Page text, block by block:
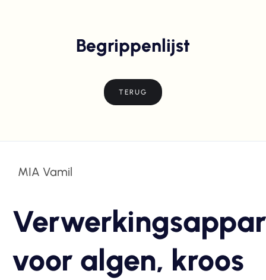
Begrippenlijst
TERUG
MIA Vamil
voor algen, kroos